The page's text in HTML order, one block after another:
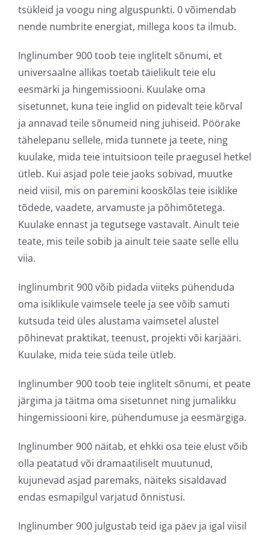
tsükleid ja voogu ning alguspunkti. 0 võimendab
nende numbrite energiat, millega koos ta ilmub.
Inglinumber 900 toob teie inglitelt sõnumi, et
universaalne allikas toetab täielikult teie elu
eesmärki ja hingemissiooni. Kuulake oma
sisetunnet, kuna teie inglid on pidevalt teie kõrval
ja annavad teile sõnumeid ning juhiseid. Pöörake
tähelepanu sellele, mida tunnete ja teete, ning
kuulake, mida teie intuitsioon teile praegusel hetkel
ütleb. Kui asjad pole teie jaoks sobivad, muutke
neid viisil, mis on paremini kooskõlas teie isiklike
tõdede, vaadete, arvamuste ja põhimõtetega.
Kuulake ennast ja tegutsege vastavalt. Ainult teie
teate, mis teile sobib ja ainult teie saate selle ellu
viia.
Inglinumbrit 900 võib pidada viiteks pühenduda
oma isiklikule vaimsele teele ja see võib samuti
kutsuda teid üles alustama vaimsetel alustel
põhinevat praktikat, teenust, projekti või karjääri.
Kuulake, mida teie süda teile ütleb.
Inglinumber 900 toob teie inglitelt sõnumi, et peate
järgima ja täitma oma sisetunnet ning jumalikku
hingemissiooni kire, pühendumuse ja eesmärgiga.
Inglinumber 900 näitab, et ehkki osa teie elust võib
olla peatatud või dramaatiliselt muutunud,
kujunevad asjad paremaks, näiteks sisaldavad
endas esmapilgul varjatud õnnistusi.
Inglinumber 900 julgustab teid iga päev ja igal viisil